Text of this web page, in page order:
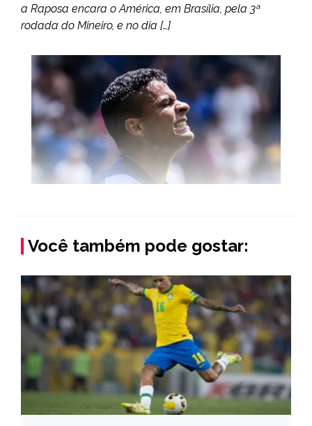
a Raposa encara o América, em Brasília, pela 3ª
rodada do Mineiro, e no dia […]
Você também pode gostar: